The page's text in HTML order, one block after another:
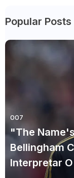
Popular Posts
007
"The
Bellingham
Interpretar